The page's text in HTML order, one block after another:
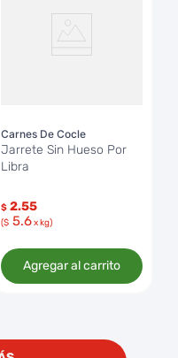
Carnes De Cocle
Jarrete Sin Hueso Por
Libra
$ 2.55
($ 5.6x kg)
Agregar al carrito